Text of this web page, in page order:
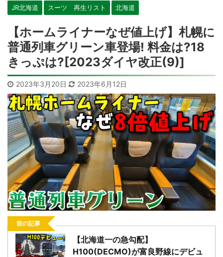
JR北海道 スーツ 再生リスト 北海道
【ホームライナーなぜ値上げ】札幌に
普通列車グリーン車登場! 料金は?18
きっぷは?[2023ダイヤ改正(9)]
2023年3月20日 2023年6月12日
前の記事
【北海道一の急勾配】
H100(DECMO)が富良野線にデビュ